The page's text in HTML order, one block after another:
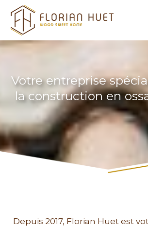
Votre entreprise
la construction en
Depuis 2017, Florian Huet est